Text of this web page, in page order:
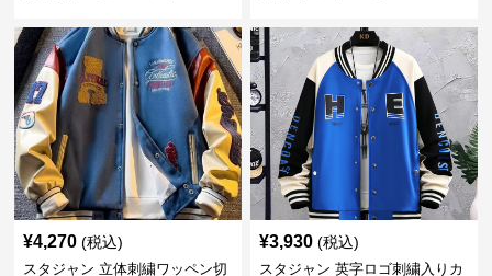
¥4,270 (税込)
スタジャン 立体刺繍ワッペン切
¥3,930 (税込)
スタジャン 英字ロゴ刺繍入りカ